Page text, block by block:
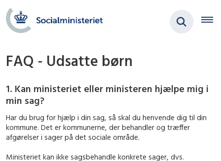
FAQ - Udsatte børn
1. Kan ministeriet eller ministeren hjælpe mig i
min sag?
Har du brug for hjælp i din sag, så skal du henvende dig til din
kommune. Det er kommunerne, der behandler og træffer
afgørelser i sager på det sociale område.
Ministeriet kan ikke sagsbehandle konkrete sager, dvs.